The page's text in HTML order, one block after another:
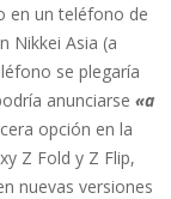
en un teléfono de
Nikkei Asia (a
se plegaría
anunciarse «a
opción en la
Z Fold y Z Flip,
nuevas versiones